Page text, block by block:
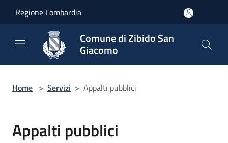
Regione Lombardia
Comune di Zibido San
Giacomo
Home > Servizi > Appalti pubblici
Appalti pubblici